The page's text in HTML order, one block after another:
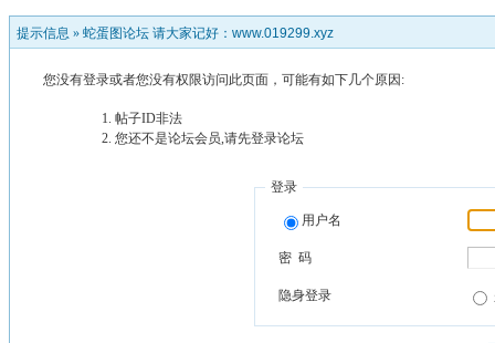
提示信息 » 蛇蛋图论坛 请大家记好：www.019299.xyz
您没有登录或者您没有权限访问此页面，可能有如下几个原因:
帖子ID非法
您还不是论坛会员,请先登录论坛
登录
用户名
密 码
隐身登录